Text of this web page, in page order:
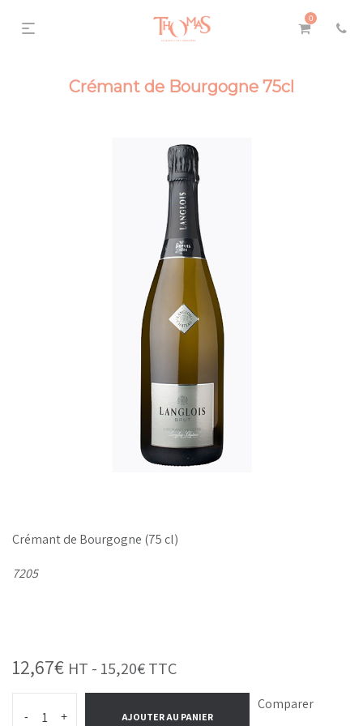
0
Crémant de Bourgogne 75cl
Crémant de Bourgogne (75 cl)
7205
12,67€ HT - 15,20€TTC
- + AJOUTER AU PANIER
Comparer